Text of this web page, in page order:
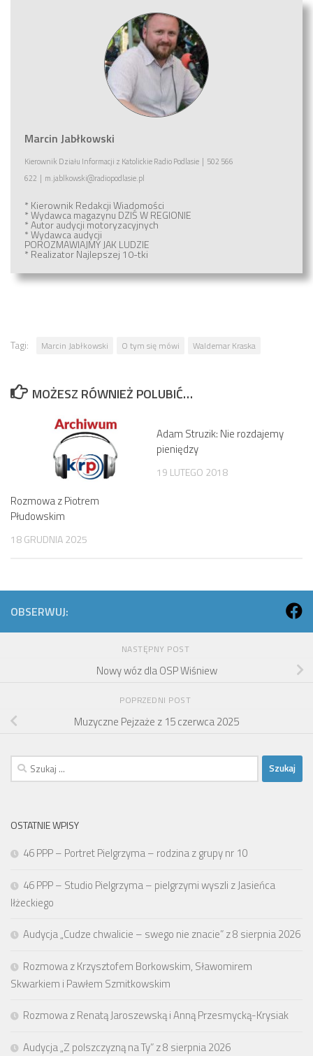
Marcin Jabłkowski
Kierownik Działu Informacji z Katolickie Radio Podlasie | 502 566
622 | m.jablkowski@radiopodlasie.pl
* Kierownik Redakcji Wiadomości
* Wydawca magazynu DZIŚ W REGIONIE
* Autor audycji motoryzacyjnych
* Wydawca audycji
POROZMAWIAJMY JAK LUDZIE
* RealizatorNajlepszej 10-tki
Tagi: Marcin Jabłkowski O tym się mówi Waldemar Kraska
MOŻESZ RÓWNIEŻ POLUBIĆ…
Rozmowa z Piotrem
Płudowskim
18 GRUDNIA 2025
Adam Struzik: Nie rozdajemy
pieniędzy
19 LUTEGO 2018
OBSERWUJ:
NASTĘPNY POST
Nowy wóz dla OSP Wiśniew
POPRZEDNI POST
Muzyczne Pejzaże z 15 czerwca 2025
Szukaj:
OSTATNIE WPISY
46 PPP – Portret Pielgrzyma – rodzina z grupy nr 10
46 PPP – Studio Pielgrzyma – pielgrzymi wyszli z Jasieńca
Iłżeckiego
Audycja „Cudze chwalicie – swego nie znacie” z 8 sierpnia 2026
Rozmowa z Krzysztofem Borkowskim, Sławomirem
Skwarkiem i Pawłem Szmitkowskim
Rozmowa z Renatą Jaroszewską i Anną Przesmycką-Krysiak
Audycja „Z polszczyzną na Ty” z 8 sierpnia 2026